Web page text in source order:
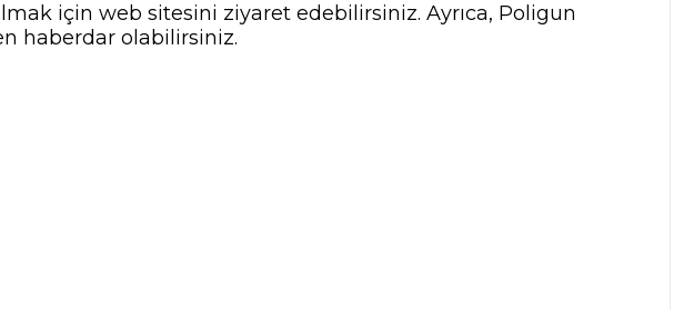
için web sitesini ziyaret edebilirsiniz. Ayrıca, Poligun
haberdar olabilirsiniz.